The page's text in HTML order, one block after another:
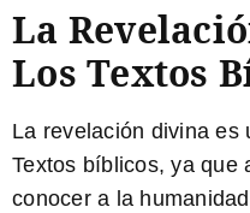
La
Los Textos
La revelación divina es
Textos bíblicos, ya que
conocer a la